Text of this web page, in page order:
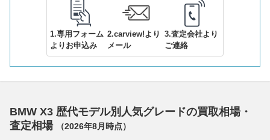
1.専用フォーム
よりお申込み
2.carview!より
メール
3.査定会社より
ご連絡
BMW X3 歴代モデル別人気グレードの買取相場・
査定相場
（2026年8月 時点）